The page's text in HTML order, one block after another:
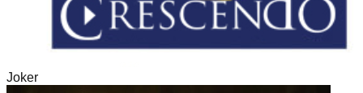
Joker